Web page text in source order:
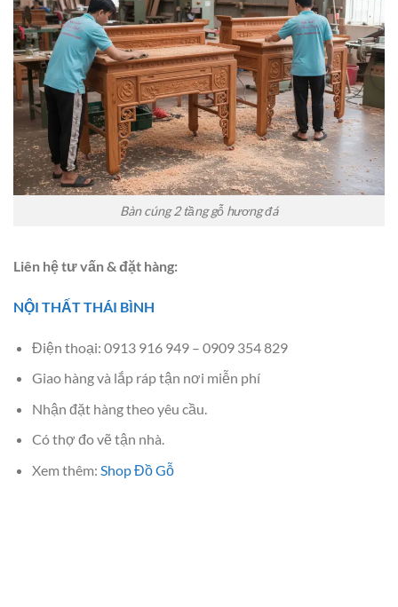
Bàn cúng 2 tầng gỗ hương đá
Liên hệ tư vấn & đặt hàng:
NỘI THẤT THÁI BÌNH
Điện thoại: 0913 916 949 – 0909 354 829
Giao hàng và lắp ráp tận nơi miễn phí
Nhận đặt hàng theo yêu cầu.
Có thợ đo vẽ tận nhà.
Xem thêm: Shop Đồ Gỗ